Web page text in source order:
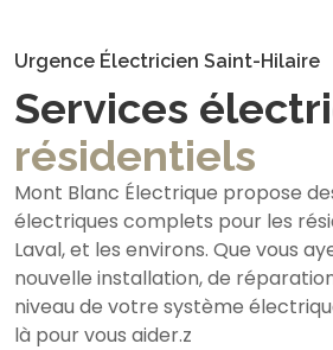
Urgence Électricien Saint-Hilaire
Services
résidentiels
Mont Blanc Électrique propose
électriques complets pour les
Laval, et les environs. Que vous
nouvelle installation, de
niveau de votre système
là pour vous aider.z